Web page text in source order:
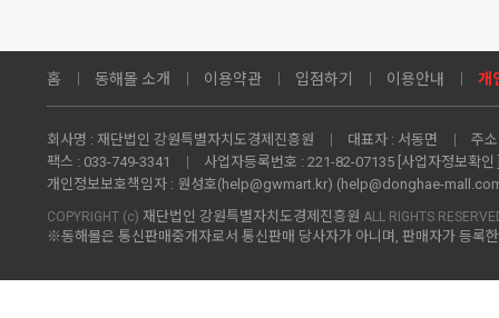
홈 동해몰 소개 이용약관 입점하기 이용안내 개
회사명 : 재단법인 강원특별자치도경제진흥원 대표자 : 서동면
주
팩스 : 033-749-3341 사업자등록번호 : 221-82-07135 [사업자정보확인
개인정보보호책임자 : 원성호(help@gwmart.kr) (help@donghae-
COPYRIGHT (c) 재단법인 강원특별자치도경제진흥원 ALL RIGHTS
※동해몰은 통신판매중개자로서 통신판매 당사자가 아니며, 판매자가 등록